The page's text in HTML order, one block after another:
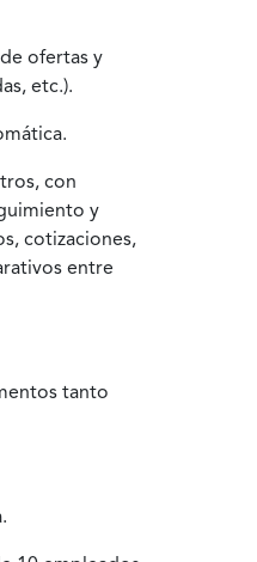
ofertas y
etc.).
con
y
cotizaciones,
entre
tanto